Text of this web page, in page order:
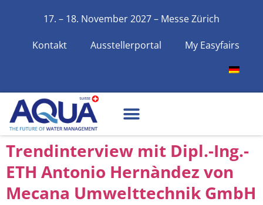
17. – 18. November 2027 – Messe Zürich
Kontakt Ausstellerportal My Easyfairs
Trendinterview mit Dipl.-Ing.-
ETH Antonio Hernàndez von
Mecana Umwelttechnik GmbH